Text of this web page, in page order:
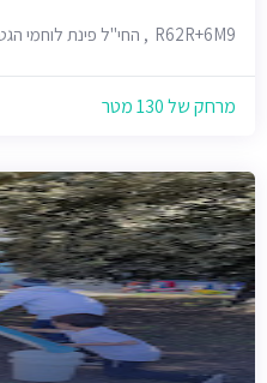
R62R+6M9, החי"ל פינת לוחמי הגטאות, החי"ל, ירושלים
מרחק של 130 מטר